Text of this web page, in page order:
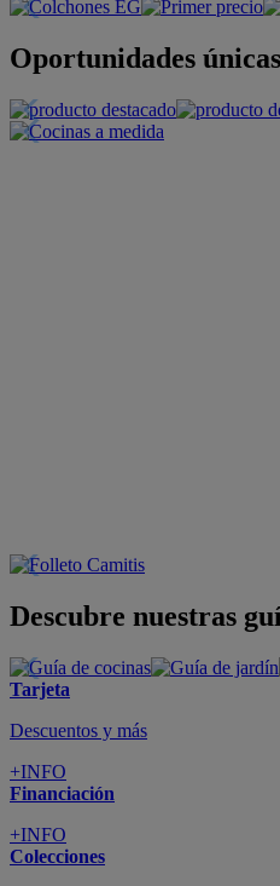
Oportunidades únicas
Descubre nuestras
Tarjeta
Descuentos y más
+INFO
Financiación
+INFO
Colecciones